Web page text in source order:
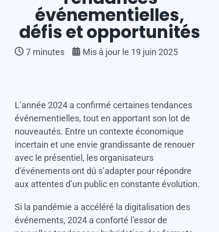
événementielles,
défis et opportunités
7minutes Mis à jour le 19 juin 2025
L’année 2024 a confirmé certaines tendances
événementielles, tout en apportant son lot de
nouveautés. Entre un contexte économique
incertain et une envie grandissante de renouer
avec le présentiel, les organisateurs
d’événements ont dû s’adapter pour répondre
aux attentes d’un public en constante évolution.
Si la pandémie a accéléré la digitalisation des
événements, 2024 a conforté l’essor de